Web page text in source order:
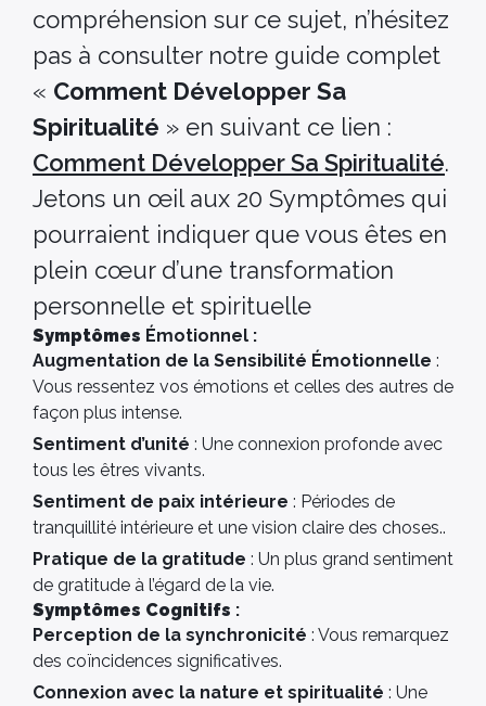
compréhension sur ce sujet, n’hésitez
pas à consulter notre guide complet
« Comment Développer Sa
Spiritualité » en suivant ce lien :
Comment Développer Sa Spiritualité.
Jetons un œil aux 20 Symptômes qui
pourraient indiquer que vous êtes en
plein cœur d’une transformation
personnelle et spirituelle
Symptômes Émotionnel :
Augmentation de la Sensibilité Émotionnelle :
Vous ressentez vos émotions et celles des autres de
façon plus intense.
Sentiment d’unité : Une connexion profonde avec
tous les êtres vivants.
Sentiment de paix intérieure : Périodes de
tranquillité intérieure et une vision claire des choses..
Pratique de la gratitude : Un plus grand sentiment
de gratitude à l’égard de la vie.
Symptômes Cognitifs :
Perception de la synchronicité : Vous remarquez
des coïncidences significatives.
Connexion avec la nature et spiritualité : Une